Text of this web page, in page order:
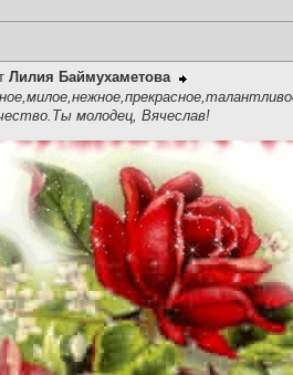
Лилия Баймухаметова
молодец, Вячеслав!